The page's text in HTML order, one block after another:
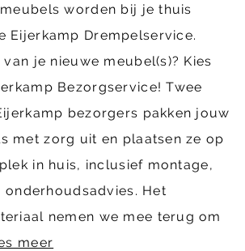
worden bij je thuis
Eijerkamp Drempelservice.
je nieuwe meubel(s)? Kies
Bezorgservice! Twee
bezorgers pakken jouw
met zorg uit en plaatsen ze op
in huis, inclusief montage,
Het
nemen we mee terug om
meer